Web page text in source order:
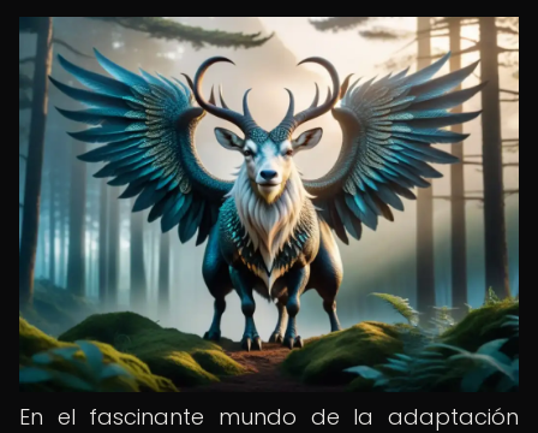
En el fascinante mundo de la adaptación